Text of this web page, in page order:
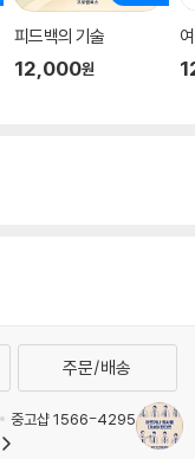
피드백의 기술
12,000원
주문/배송
중고샵 1566-4295